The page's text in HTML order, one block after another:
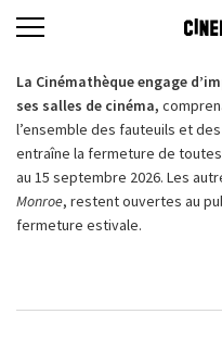
La Cinémathèque engage
ses salles de cinéma,
l’ensemble des fauteuils et
entraîne la fermeture de
au 15 septembre 2026. Les
Monroe, restent ouvertes au
fermeture estivale.